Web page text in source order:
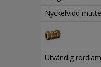
Nyckelvidd
Utvändig